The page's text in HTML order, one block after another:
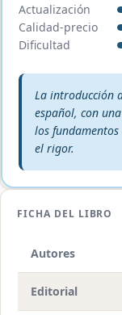
Actualización
Calidad-precio
Dificultad
Veredicto
La introducción
español, con
los
el rigor.
FICHA DEL LIBRO
Autores
Editorial